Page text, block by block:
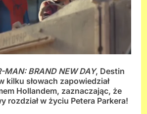
MAN: BRAND NEW DAY, Destin
kilku słowach zapowiedział
Hollandem, zaznaczając, że
rozdział w życiu Petera Parkera!